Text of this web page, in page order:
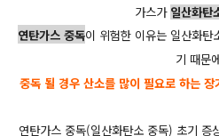
가스가 일산화탄
연탄가스 중독이 위험한 이유는 일산화
기 때문
중독 될 경우 산소를 많이 필요로 하는 장
연탄가스 중독(일산화탄소 중독) 초기 증